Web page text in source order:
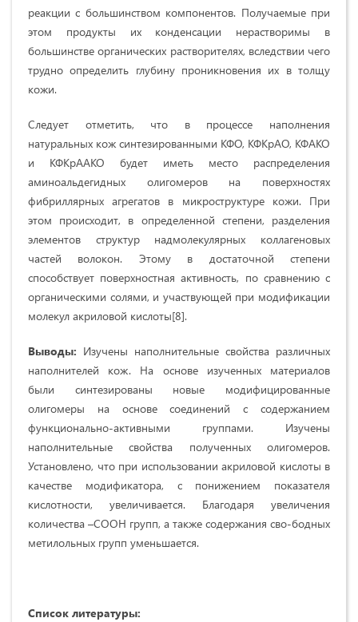
реакции с большинством компонентов. Получаемые при
этом продукты их конденсации нерастворимы в
большинстве органических растворителях, вследствии чего
трудно определить глубину проникновения их в толщу
кожи.
Следует отметить, что в процессе наполнения
натуральных кож синтезированными КФО, КФКрАО, КФАКО
и КФКрААКО будет иметь место распределения
аминоальдегидных олигомеров на поверхностях
фибриллярных агрегатов в микроструктуре кожи. При
этом происходит, в определенной степени, разделения
элементов структур надмолекулярных коллагеновых
частей волокон. Этому в достаточной степени
способствует поверхностная активность, по сравнению с
органическими солями, и участвующей при модификации
молекул акриловой кислоты[8].
Выводы: Изучены наполнительные свойства различных
наполнителей кож. На основе изученных материалов
были синтезированы новые модифицированные
олигомеры на основе соединений с содержанием
функционально-активными группами. Изучены
наполнительные свойства полученных олигомеров.
Установлено, что при использовании акриловой кислоты в
качестве модификатора, с понижением показателя
кислотности, увеличивается. Благодаря увеличения
количества –СООН групп, а также содержания сво-бодных
метилольных групп уменьшается.
Список литературы: